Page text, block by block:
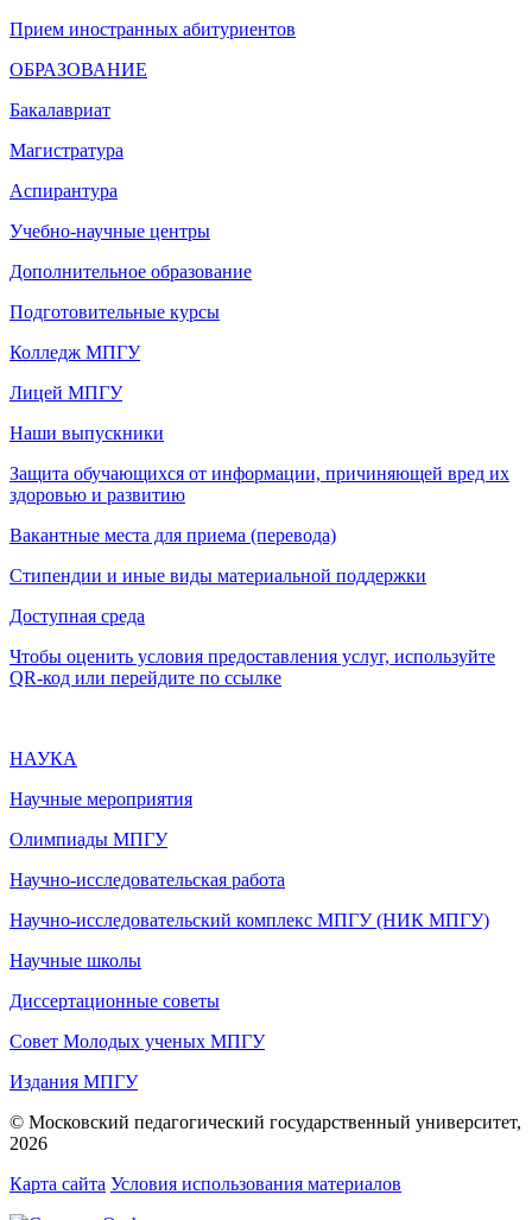
Прием иностранных абитуриентов
ОБРАЗОВАНИЕ
Бакалавриат
Магистратура
Аспирантура
Учебно-научные центры
Дополнительное образование
Подготовительные курсы
Колледж МПГУ
Лицей МПГУ
Наши выпускники
Защита обучающихся от информации, причиняющей вред их
здоровью и развитию
Вакантные места для приема (перевода)
Стипендии и иные виды материальной поддержки
Доступная среда
Чтобы оценить условия предоставления услуг, используйте
QR-код или перейдите по ссылке
НАУКА
Научные мероприятия
Олимпиады МПГУ
Научно-исследовательская работа
Научно-исследовательский комплекс МПГУ (НИК МПГУ)
Научные школы
Диссертационные советы
Совет Молодых ученых МПГУ
Издания МПГУ
© Московский педагогический государственный университет,
2026
Карта сайта Условия использования материалов